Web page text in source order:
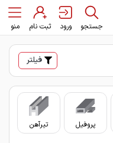
جستجو ورود ثبت نام منو
فیلتر
پروفیل تیرآهن